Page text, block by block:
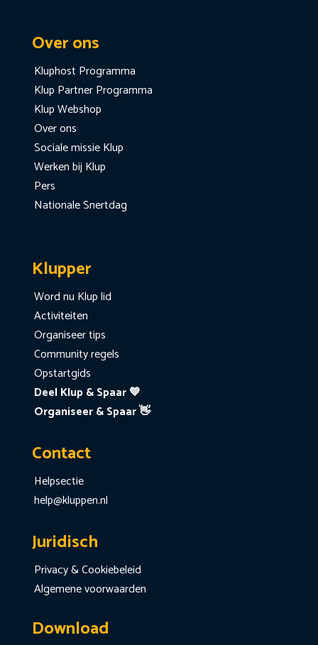
Over ons
Kluphost Programma
Klup Partner Programma
Klup Webshop
Over ons
Sociale missie Klup
Werken bij Klup
Pers
Nationale Snertdag
Klupper
Word nu Klup lid
Activiteiten
Organiseer tips
Community regels
Opstartgids
Deel Klup & Spaar 💙
Organiseer & Spaar 👋
Contact
Helpsectie
help@kluppen.nl
Juridisch
Privacy & Cookiebeleid
Algemene voorwaarden
Download